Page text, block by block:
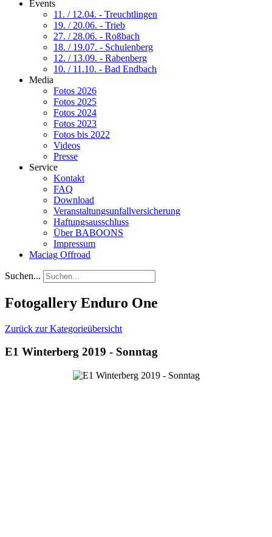
Events
11. / 12.04. - Treuchtlingen
19. / 20.06. - Trieb
27. / 28.06. - Roßbach
18. / 19.07. - Schulenberg
12. / 13.09. - Rabenberg
10. / 11.10. - Bad Endbach
Media
Fotos 2026
Fotos 2025
Fotos 2024
Fotos 2023
Fotos bis 2022
Videos
Presse
Service
Kontakt
FAQ
Download
Veranstaltungsunfallversicherung
Haftungsausschluss
Über BABOONS
Impressum
Maciag Offroad
Suchen...
Fotogallery Enduro One
Zurück zur Kategorieübersicht
E1 Winterberg 2019 - Sonntag